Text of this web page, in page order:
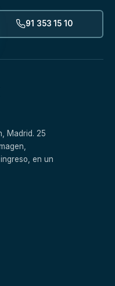
91 353 15 10
Madrid. 25
en un